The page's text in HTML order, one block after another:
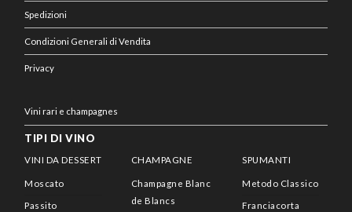
Spedizioni
Condizioni Generali di Vendita
Privacy
Vini rari e champagnes
TIPI DI VINO
VINI DA DESSERT
Moscato
Passito
CHAMPAGNE
Champagne Blanc
de Blancs
SPUMANTI
Metodo Classico
Franciacorta